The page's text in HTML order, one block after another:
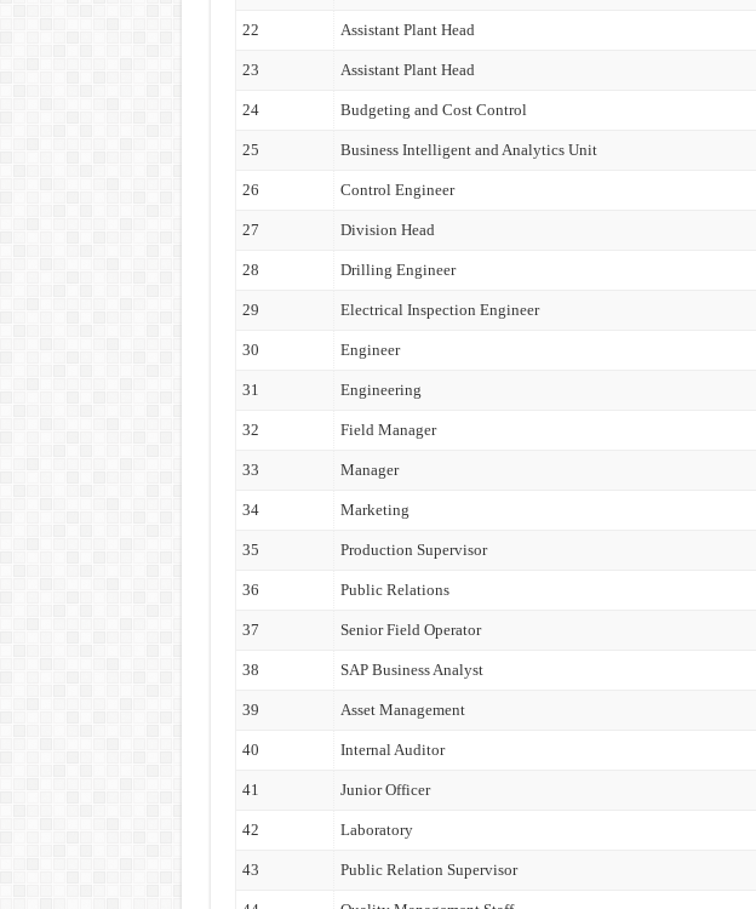
22 Assistant Plant Head
23 Assistant Plant Head
24 Budgeting and Cost Control
25 Business Intelligent and Analytics Unit
26 Control Engineer
27 Division Head
28 Drilling Engineer
29 Electrical Inspection Engineer
30 Engineer
31 Engineering
32 Field Manager
33 Manager
34 Marketing
35 Production Supervisor
36 Public Relations
37 Senior Field Operator
38 SAP Business Analyst
39 Asset Management
40 Internal Auditor
41 Junior Officer
42 Laboratory
43 Public Relation Supervisor